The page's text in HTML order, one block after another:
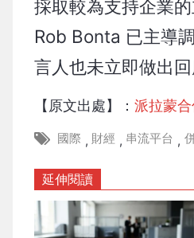
採取較為支持企業
Rob Bonta 已主導
言人也未立即做出回
【原文出處】：派拉蒙
國際 , 財經 , 串流平台 ,
延伸閱讀